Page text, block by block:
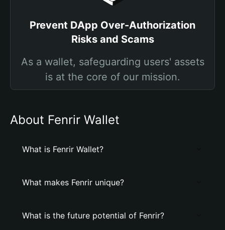
Prevent DApp Over-Authorization
Risks and Scams
As a wallet, safeguarding users' assets
is at the core of our mission.
About Fenrir Wallet
What is Fenrir Wallet?
What makes Fenrir unique?
What is the future potential of Fenrir?